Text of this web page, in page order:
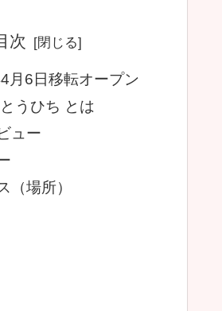
次
月6日移転オープン
うひち とは
ュー
（場所）